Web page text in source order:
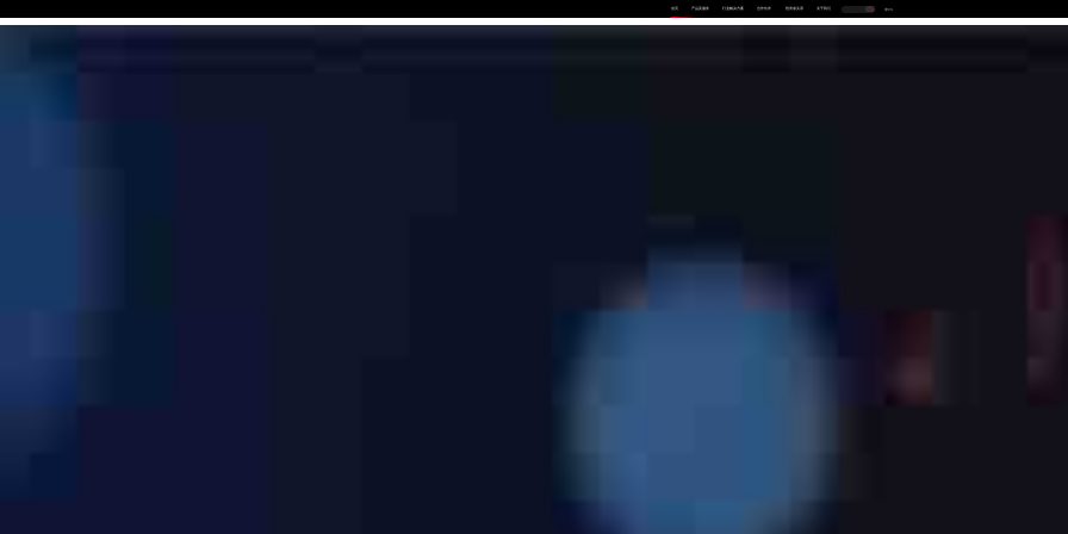
首页 产品及服务 行业解决方案 合作伙伴 投资者关系 关于我们 中EN